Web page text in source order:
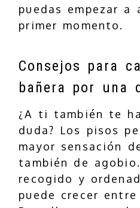
puedas empezar a
primer momento.
Consejos para
bañera por una
¿A ti también te
duda? Los pisos
mayor sensación
también de
recogido y
puede crecer